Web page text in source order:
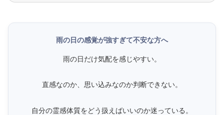
雨の日の感覚が強すぎて不安な方へ
雨の日だけ気配を感じやすい。
直感なのか、思い込みなのか判断できない。
自分の霊感体質をどう扱えばいいのか迷っている。